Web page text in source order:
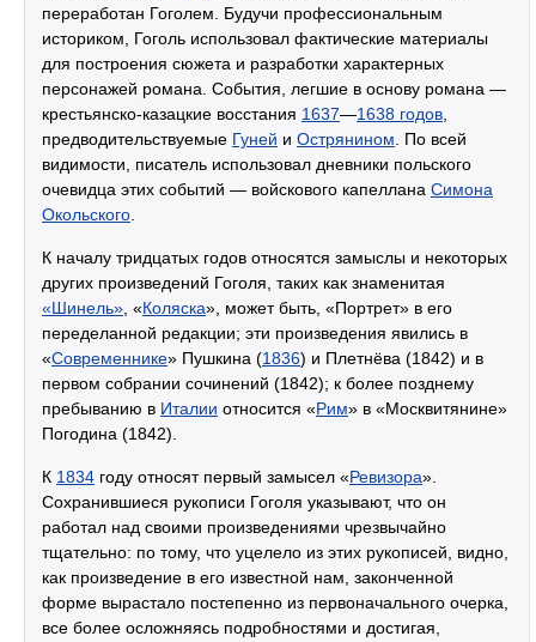
переработан Гоголем. Будучи профессиональным
историком, Гоголь использовал фактические материалы
для построения сюжета и разработки характерных
персонажей романа. События, легшие в основу романа —
крестьянско-казацкие восстания 1637—1638 годов,
предводительствуемые Гуней и Острянином. По всей
видимости, писатель использовал дневники польского
очевидца этих событий — войскового капеллана Симона
Окольского.
К началу тридцатых годов относятся замыслы и некоторых
других произведений Гоголя, таких как знаменитая
«Шинель», «Коляска», может быть, «Портрет» в его
переделанной редакции; эти произведения явились в
«Современнике» Пушкина (1836) и Плетнёва (1842) и в
первом собрании сочинений (1842); к более позднему
пребыванию в Италии относится «Рим» в «Москвитянине»
Погодина (1842).
К 1834 году относят первый замысел «Ревизора».
Сохранившиеся рукописи Гоголя указывают, что он
работал над своими произведениями чрезвычайно
тщательно: по тому, что уцелело из этих рукописей, видно,
как произведение в его известной нам, законченной
форме вырастало постепенно из первоначального очерка,
все более осложняясь подробностями и достигая,